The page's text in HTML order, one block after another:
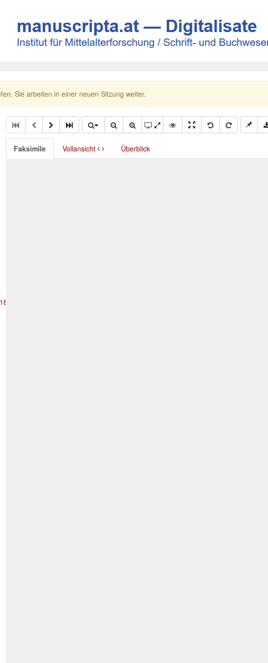
Sie arbeiten in einer neuen Sitzung weiter.
manifest.json
Faksimile Vollansicht Überblick